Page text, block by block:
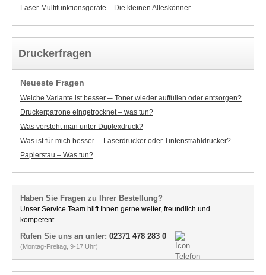
Laser-Multifunktionsgeräte – Die kleinen Alleskönner
Druckerfragen
Neueste Fragen
Welche Variante ist besser ─ Toner wieder auffüllen oder entsorgen?
Druckerpatrone eingetrocknet – was tun?
Was versteht man unter Duplexdruck?
Was ist für mich besser ─ Laserdrucker oder Tintenstrahldrucker?
Papierstau – Was tun?
Haben Sie Fragen zu Ihrer Bestellung?
Unser Service Team hilft Ihnen gerne weiter, freundlich und
kompetent.
Rufen Sie uns an unter: 02371 478 283 0
(Montag-Freitag, 9-17 Uhr)